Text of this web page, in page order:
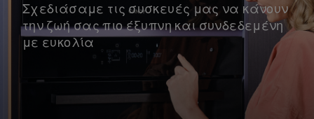
Σχεδιάσαμε τις συσκευές μας να κάνουν
την ζωή σας πιο έξυπνη και συνδεδεμένη
με ευκολία